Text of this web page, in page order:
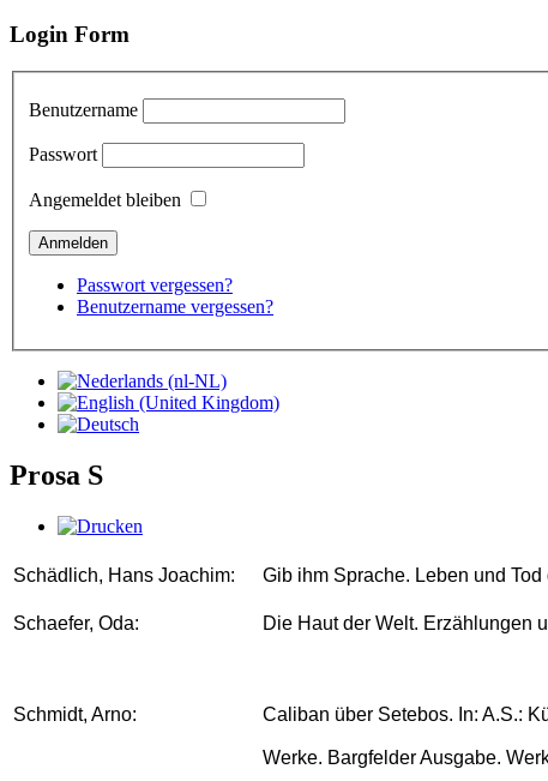
Login Form
Benutzername
Passwort
Angemeldet bleiben
Passwort vergessen?
Benutzername vergessen?
Prosa S
Schädlich, Hans Joachim: Gib ihm Sprache. Leben und
Schaefer, Oda: Die Haut der Welt. Erzählungen
Schmidt, Arno: Caliban über Setebos. In: A.S.:
Werke. Bargfelder Ausgabe.